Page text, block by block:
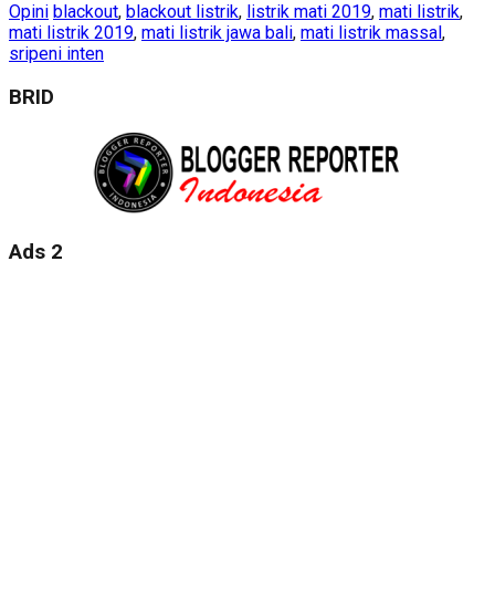
Opini blackout, blackout listrik, listrik mati 2019, mati listrik,
mati listrik 2019, mati listrik jawa bali, mati listrik massal,
sripeni inten
BRID
Ads 2